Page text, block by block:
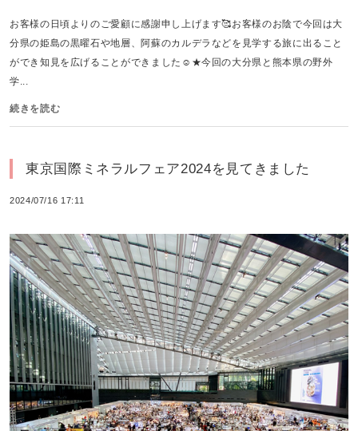
お客様の日頃よりのご愛顧に感謝申し上げます🥰お客様のお陰で今回は大
分県の姫島の黒曜石や地層、阿蘇のカルデラなどを見学する旅に出ること
ができ知見を広げることができました☺️★今回の大分県と熊本県の野外
学...
続きを読む
東京国際ミネラルフェア2024を見てきました
2024/07/16 17:11